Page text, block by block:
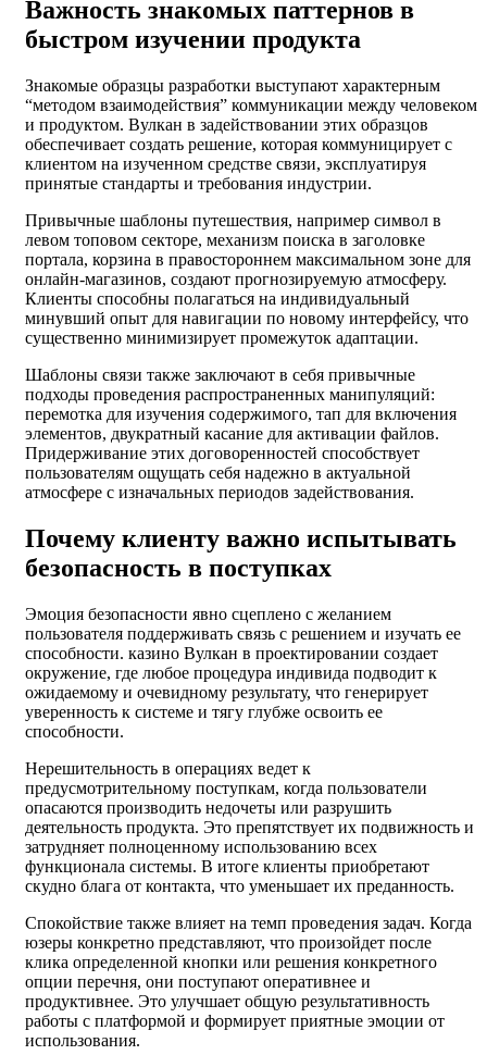
Важность знакомых паттернов в
быстром изучении продукта
Знакомые образцы разработки выступают характерным
“методом взаимодействия” коммуникации между человеком
и продуктом. Вулкан в задействовании этих образцов
обеспечивает создать решение, которая коммуницирует с
клиентом на изученном средстве связи, эксплуатируя
принятые стандарты и требования индустрии.
Привычные шаблоны путешествия, например символ в
левом топовом секторе, механизм поиска в заголовке
портала, корзина в правостороннем максимальном зоне для
онлайн-магазинов, создают прогнозируемую атмосферу.
Клиенты способны полагаться на индивидуальный
минувший опыт для навигации по новому интерфейсу, что
существенно минимизирует промежуток адаптации.
Шаблоны связи также заключают в себя привычные
подходы проведения распространенных манипуляций:
перемотка для изучения содержимого, тап для включения
элементов, двукратный касание для активации файлов.
Придерживание этих договоренностей способствует
пользователям ощущать себя надежно в актуальной
атмосфере с изначальных периодов задействования.
Почему клиенту важно испытывать
безопасность в поступках
Эмоция безопасности явно сцеплено с желанием
пользователя поддерживать связь с решением и изучать ее
способности. казино Вулкан в проектировании создает
окружение, где любое процедура индивида подводит к
ожидаемому и очевидному результату, что генерирует
уверенность к системе и тягу глубже освоить ее
способности.
Нерешительность в операциях ведет к
предусмотрительному поступкам, когда пользователи
опасаются производить недочеты или разрушить
деятельность продукта. Это препятствует их подвижность и
затрудняет полноценному использованию всех
функционала системы. В итоге клиенты приобретают
скудно блага от контакта, что уменьшает их преданность.
Спокойствие также влияет на темп проведения задач. Когда
юзеры конкретно представляют, что произойдет после
клика определенной кнопки или решения конкретного
опции перечня, они поступают оперативнее и
продуктивнее. Это улучшает общую результативность
работы с платформой и формирует приятные эмоции от
использования.